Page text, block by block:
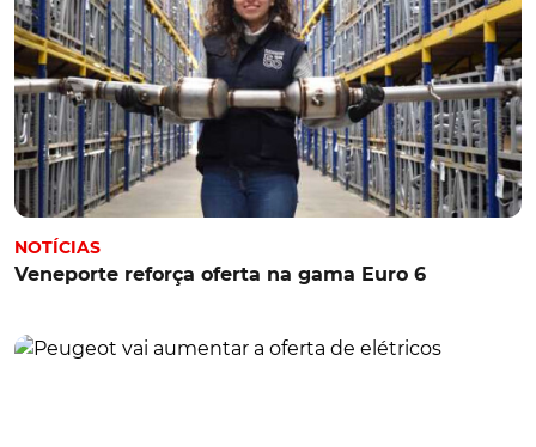
NOTÍCIAS
Veneporte reforça oferta na gama Euro 6